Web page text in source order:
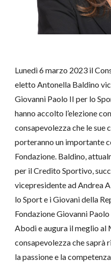
Lunedì 6 marzo 2023 il
eletto Antonella Baldino
Giovanni Paolo II per lo
hanno accolto l’elezione
consapevolezza che le
porteranno un importante
Fondazione. Baldino,
per il Credito Sportivo,
vicepresidente ad Andrea
lo Sport e i Giovani della
Fondazione Giovanni
Abodi e augura il meglio al
consapevolezza che saprà
la passione e la